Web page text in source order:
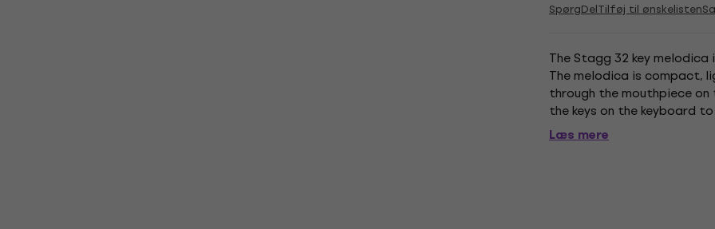
SpørgDelTilføj til ønskelisten
The Stagg 32 key
The melodica is compact,
through the mouthpiece
the keys on the keyboard
Included - Length: 41 cm -
Læs mere